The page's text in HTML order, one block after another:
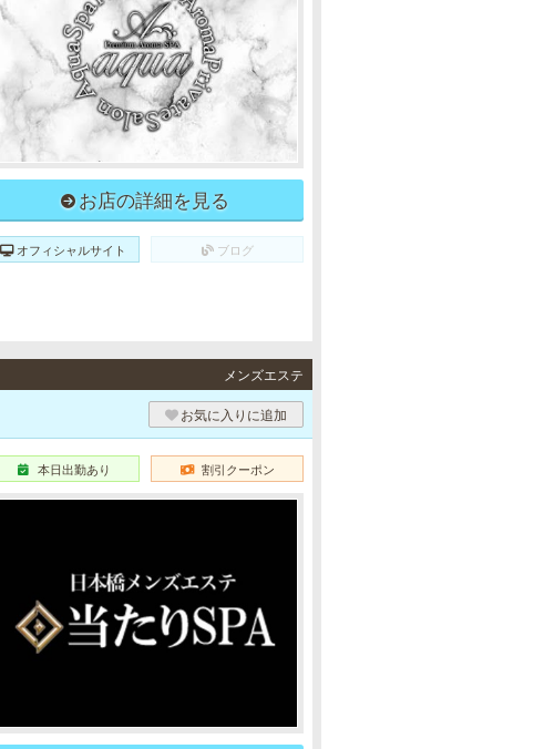
お店の詳細を見る
オフィシャルサイト ブログ
メンズエステ
お気に入りに追加
本日出勤あり 割引クーポン